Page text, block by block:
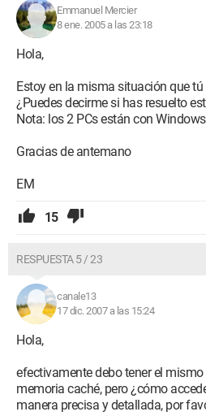
Emmanuel Mercier
8 ene. 2005 a las 23:18
Hola,
Estoy en la misma situación que tú
¿Puedes decirme si has resuelto
Nota: los 2 PCs están con
Gracias de antemano
EM
15
RESPUESTA 5 / 23
canale13
17 dic. 2007 a las 15:24
Hola,
efectivamente debo tener el
memoria caché, pero ¿cómo
manera precisa y detallada, por